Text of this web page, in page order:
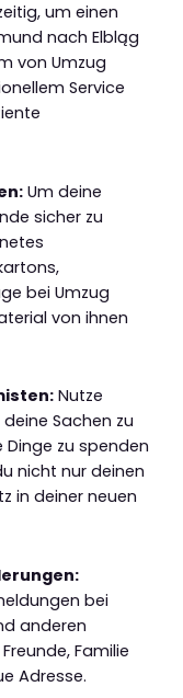
um einen
nach Elbląg
von Umzug
Service
Um deine
sicher zu
bei Umzug
von ihnen
Nutze
Sachen zu
zu spenden
nicht nur deinen
in deiner neuen
bei
anderen
Familie
Adresse.